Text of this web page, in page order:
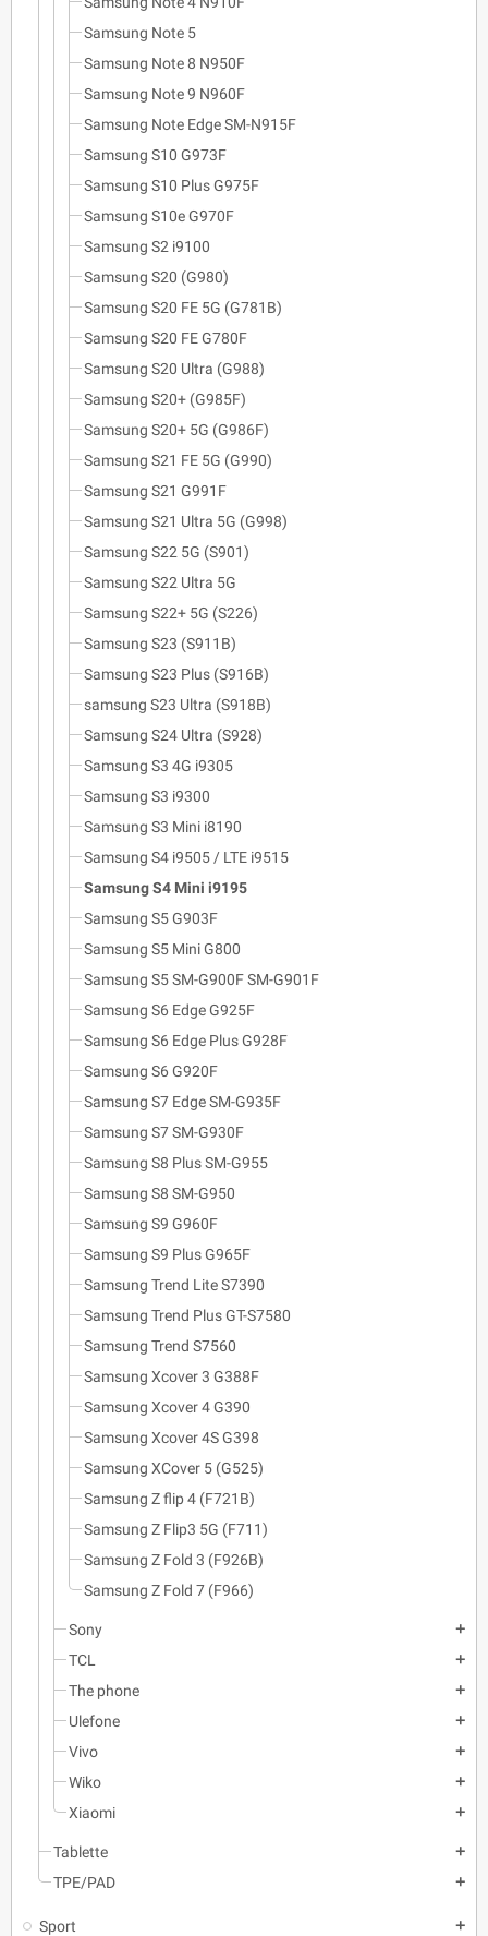
Samsung Note 5
Samsung Note 8 N950F
Samsung Note 9 N960F
Samsung Note Edge SM-N915F
Samsung S10 G973F
Samsung S10 Plus G975F
Samsung S10e G970F
Samsung S2 i9100
Samsung S20 (G980)
Samsung S20 FE 5G (G781B)
Samsung S20 FE G780F
Samsung S20 Ultra (G988)
Samsung S20+ (G985F)
Samsung S20+ 5G (G986F)
Samsung S21 FE 5G (G990)
Samsung S21 G991F
Samsung S21 Ultra 5G (G998)
Samsung S22 5G (S901)
Samsung S22 Ultra 5G
Samsung S22+ 5G (S226)
Samsung S23 (S911B)
Samsung S23 Plus (S916B)
samsung S23 Ultra (S918B)
Samsung S24 Ultra (S928)
Samsung S3 4G i9305
Samsung S3 i9300
Samsung S3 Mini i8190
Samsung S4 i9505 / LTE i9515
Samsung S4 Mini i9195
Samsung S5 G903F
Samsung S5 Mini G800
Samsung S5 SM-G900F SM-G901F
Samsung S6 Edge G925F
Samsung S6 Edge Plus G928F
Samsung S6 G920F
Samsung S7 Edge SM-G935F
Samsung S7 SM-G930F
Samsung S8 Plus SM-G955
Samsung S8 SM-G950
Samsung S9 G960F
Samsung S9 Plus G965F
Samsung Trend Lite S7390
Samsung Trend Plus GT-S7580
Samsung Trend S7560
Samsung Xcover 3 G388F
Samsung Xcover 4 G390
Samsung Xcover 4S G398
Samsung XCover 5 (G525)
Samsung Z flip 4 (F721B)
Samsung Z Flip3 5G (F711)
Samsung Z Fold 3 (F926B)
Samsung Z Fold 7 (F966)
Sony add
TCL add
The phone add
Ulefone add
Vivo add
Wiko add
Xiaomi add
Tablette add
TPE/PAD add
Sport add